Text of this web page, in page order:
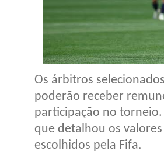
Os árbitros
poderão receber
participação no
que detalhou os
escolhidos pela Fifa.